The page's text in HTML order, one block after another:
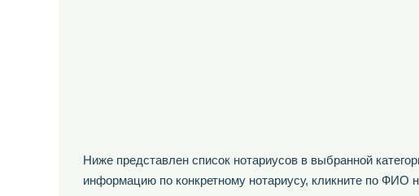
Ниже представлен список нотариусов в выбранной
информацию по конкретному нотариусу, кликните по ФИО